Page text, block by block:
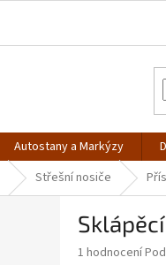
Autostany a Markýzy
Střešní nosiče
Průměrné
1 hodnocení